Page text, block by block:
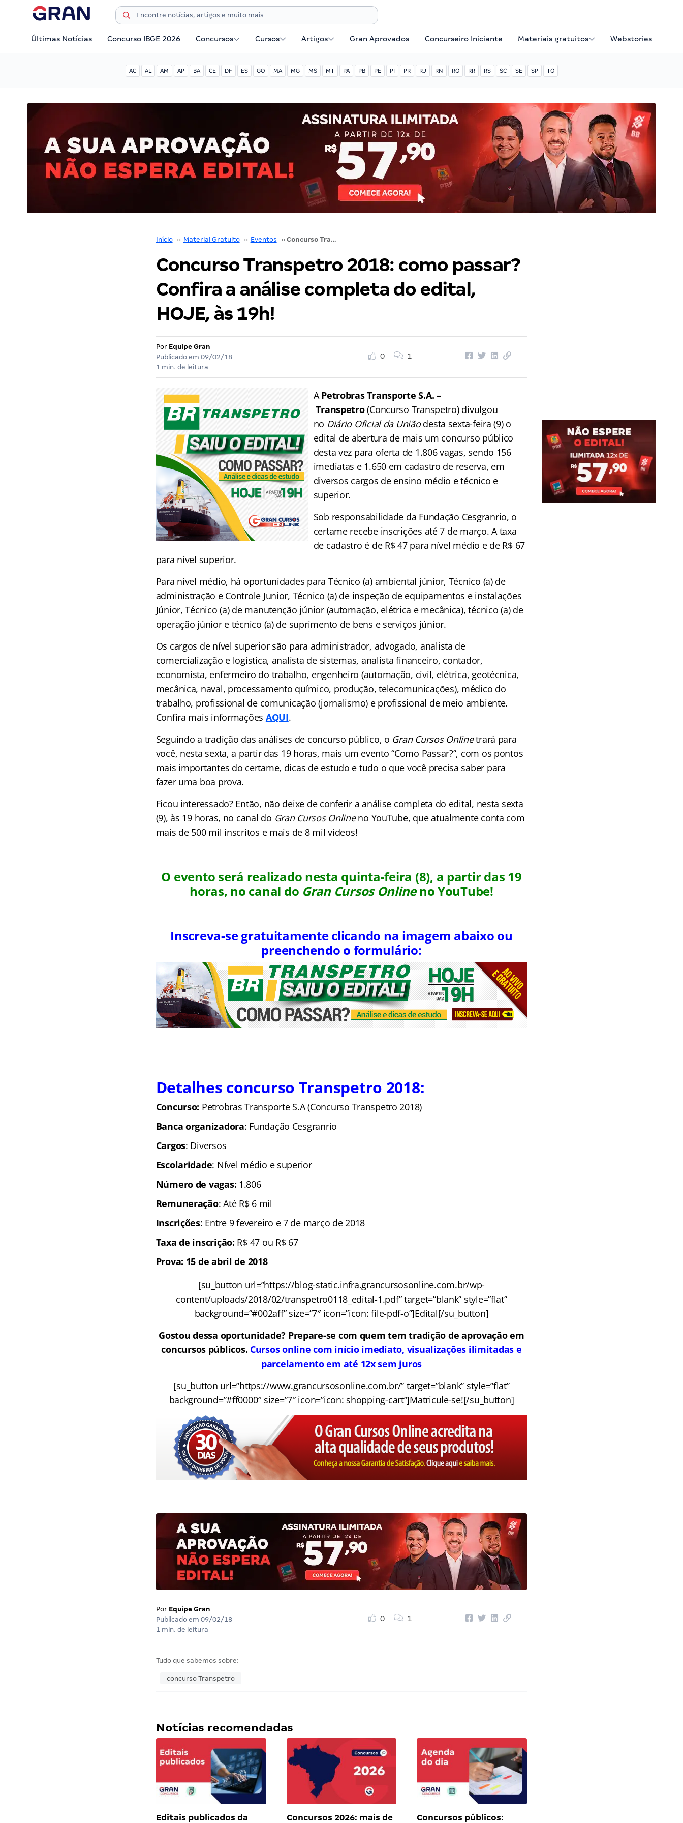
Últimas Notícias Concurso IBGE 2026 Concursos Cursos Artigos Gran Aprovados Concurseiro Iniciante Materiais gratuitos Webstories
AC AL AM AP BA CE DF ES GO MA MG MS MT PA PB PE PI PR RJ RN RO RR RS SC SE SP TO
Início ›› Material Gratuito ›› Eventos ›› Concurso Transpetro 2018: como passar? Confira a análise completa do edital, HOJE, às 19h!
Concurso Transpetro 2018: como passar?
Confira a análise completa do edital,
HOJE, às 19h!
Por Equipe Gran
Publicado em 09/02/18
1 min. de leitura
0 1
APetrobras Transporte S.A. –
Transpetro(Concurso Transpetro) divulgou
no Diário Oficial da Uniãodesta sexta-feira (9) o
edital de abertura de mais um concurso público
desta vez para oferta de 1.806 vagas, sendo 156
imediatas e 1.650 em cadastro de reserva, em
diversos cargos de ensino médio e técnico e
superior.
Sob responsabilidade da Fundação Cesgranrio, o
certame recebe inscrições até 7 de março. A taxa
de cadastro é de R$ 47 para nível médio e de R$ 67
para nível superior.
Para nível médio, há oportunidades para Técnico (a) ambiental júnior, Técnico (a) de
administração e Controle Junior, Técnico (a) de inspeção de equipamentos e instalações
Júnior, Técnico (a) de manutenção júnior (automação, elétrica e mecânica), técnico (a) de
operação júnior e técnico (a) de suprimento de bens e serviços júnior.
Os cargos de nível superior são para administrador, advogado, analista de
comercialização e logística, analista de sistemas, analista financeiro, contador,
economista, enfermeiro do trabalho, engenheiro (automação, civil, elétrica, geotécnica,
mecânica, naval, processamento químico, produção, telecomunicações), médico do
trabalho, profissional de comunicação (jornalismo) e profissional de meio ambiente.
Confira mais informações AQUI.
Seguindo a tradição das análises de concurso público, o Gran Cursos Onlinetrará para
você, nesta sexta, a partir das 19 horas, mais um evento “Como Passar?”, com os pontos
mais importantes do certame, dicas de estudo e tudo o que você precisa saber para
fazer uma boa prova.
Ficou interessado? Então, não deixe de conferir a análise completa do edital, nesta sexta
(9), às 19 horas, no canal do Gran Cursos Onlineno YouTube, que atualmente conta com
mais de 500 mil inscritos e mais de 8 mil vídeos!
O evento será realizado nesta quinta-feira (8), a partir das 19
horas, no canal do Gran Cursos Onlineno YouTube!
Inscreva-se gratuitamente clicando na imagem abaixo ou
preenchendo o formulário:
Detalhes concurso Transpetro 2018:
Concurso: Petrobras Transporte S.A (Concurso Transpetro 2018)
Banca organizadora: Fundação Cesgranrio
Cargos: Diversos
Escolaridade: Nível médio e superior
Número de vagas: 1.806
Remuneração: Até R$ 6 mil
Inscrições: Entre 9 fevereiro e 7 de março de 2018
Taxa de inscrição: R$ 47 ou R$ 67
Prova: 15 de abril de 2018
[su_button url=”https://blog-static.infra.grancursosonline.com.br/wp-
content/uploads/2018/02/transpetro0118_edital-1.pdf” target=”blank” style=”flat”
background=”#002aff” size=”7″ icon=”icon: file-pdf-o”]Edital[/su_button]
Gostou dessa oportunidade? Prepare-se com quem tem tradição de aprovação em
concursos públicos. Cursos online com início imediato, visualizações ilimitadas e
parcelamento em até 12x sem juros
[su_button url=”https://www.grancursosonline.com.br/” target=”blank” style=”flat”
background=”#ff0000″ size=”7″ icon=”icon: shopping-cart”]Matricule-se![/su_button]
Por Equipe Gran
Publicado em 09/02/18
1 min. de leitura
0 1
Tudo que sabemos sobre:
concurso Transpetro
Notícias recomendadas
Editais publicados da Concursos 2026: mais de Concursos públicos: